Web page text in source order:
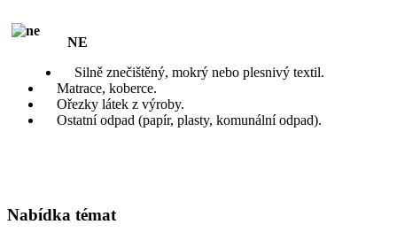
NE
Silně znečištěný, mokrý nebo plesnivý textil.
Matrace, koberce.
Ořezky látek z výroby.
Ostatní odpad (papír, plasty, komunální odpad).
Nabídka témat